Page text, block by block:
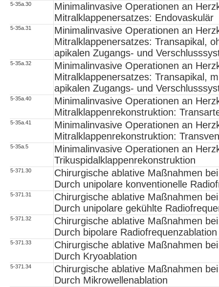
5-35a.30
Minimalinvasive Operationen an
Mitralklappenersatzes: Endovaskulär
5-35a.31
Minimalinvasive Operationen an
Mitralklappenersatzes: Transapikal,
apikalen Zugangs- und
5-35a.32
Minimalinvasive Operationen an
Mitralklappenersatzes: Transapikal,
apikalen Zugangs- und
5-35a.40
Minimalinvasive Operationen an
Mitralklappenrekonstruktion:
5-35a.41
Minimalinvasive Operationen an
Mitralklappenrekonstruktion:
5-35a.5
Minimalinvasive Operationen an
Trikuspidalklappenrekonstruktion
5-371.30
Chirurgische ablative Maßnahmen
Durch unipolare konventionelle
5-371.31
Chirurgische ablative Maßnahmen
Durch unipolare gekühlte
5-371.32
Chirurgische ablative Maßnahmen
Durch bipolare Radiofrequenzablation
5-371.33
Chirurgische ablative Maßnahmen
Durch Kryoablation
5-371.34
Chirurgische ablative Maßnahmen
Durch Mikrowellenablation